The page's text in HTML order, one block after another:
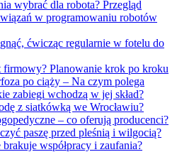
wybrać dla robota? Przegląd
w programowaniu robotów
ćwicząc regularnie w fotelu do
firmowy? Planowanie krok po kroku
po ciąży – Na czym polega
zabiegi wchodzą w jej skład?
z siatkówką we Wrocławiu?
– co oferują producenci?
paszę przed pleśnią i wilgocią?
współpracy i zaufania?